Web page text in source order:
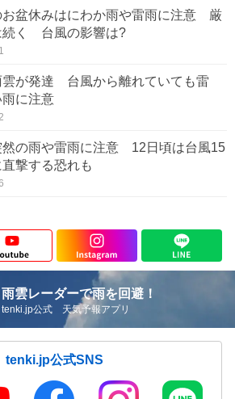
お盆休みはにわか雨や雷雨に注意 厳
続く 台風の影響は?
雲が発達 台風から離れていても雷
に注意
然の雨や雷雨に注意 12日頃は台風15
撃する恐れも
雨雲レーダーで雨を回避！
tenki.jp公式 天気予報アプリ
tenki.jp公式SNS